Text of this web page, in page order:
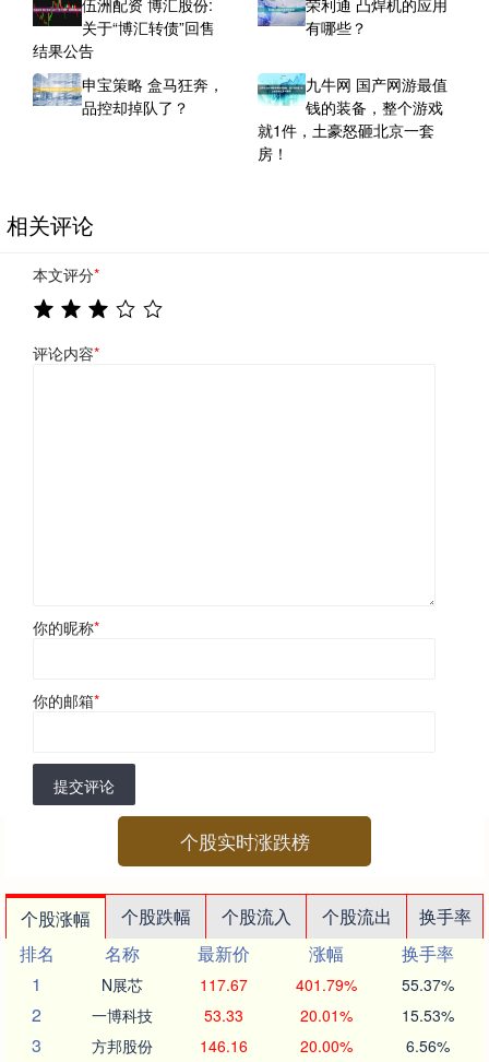
伍洲配资 博汇股份:
关于“博汇转债”回售
结果公告
荣利通 凸焊机的应用
有哪些？
申宝策略 盒马狂奔，
品控却掉队了？
九牛网 国产网游最值
钱的装备，整个游戏
就1件，土豪怒砸北京一套
房！
相关评论
本文评分*
评论内容*
你的昵称*
你的邮箱*
提交评论
个股实时涨跌榜
个股涨幅 个股跌幅 个股流入 个股流出
换手率
排名
名称 最新价 涨幅
换手率
1
N展芯 117.67 401.79% 55.37%
2 一博科技 53.33 20.01% 15.53%
3 方邦股份 146.16 20.00% 6.56%